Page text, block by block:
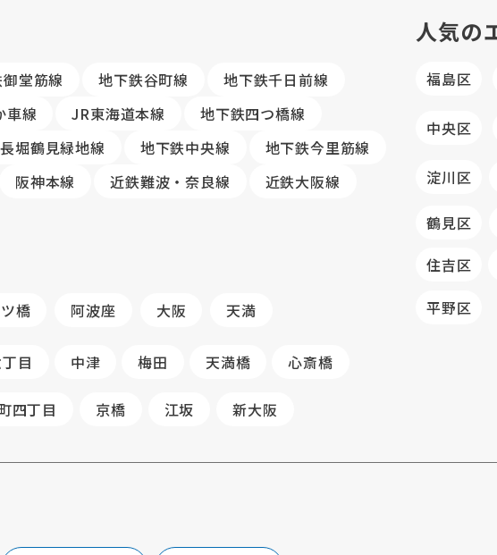
堂筋線 地下鉄谷町線
地下鉄千日前線
車線 JR東海道本線
地下鉄四つ橋線
堀鶴見緑地線 地下鉄中央線
地下鉄今里筋線
阪神本線 近鉄難波・奈良線 近鉄大阪線
橋 阿波座 大阪 天満
目 中津 梅田 天満橋 心斎橋
四丁目 京橋 江坂 新大阪
人気の
福島区
中央区
淀川区
鶴見区
住吉区
平野区